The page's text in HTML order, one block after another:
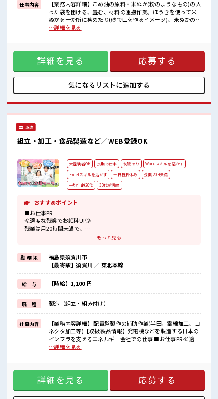
■職場の雰囲気
休憩室で自分タイム！
のんびりスマホチェック♪
経験者歓迎☆
チョットだけの経験もしっかり活かせます！
仕事内容
【業務内容詳細】こめ油の原料・米ぬか(粉のようなもの)の入
った袋を開ける、畳む、材料の運搬作業。ほうきを使って米
ぬかを一か所に集めたり(砂で山を作るイメージ)、米ぬかの入
った袋を開けるなど簡単な作業です！【取扱製品情報】体に
ても大丈夫♪ 経験はちょっとだけ…という方もOK！ ≪時間
にメリハリを≫ 残業はほとんどナシ！ 場合によってはお願い
することもあります♪ ≪機能的な制服アリ≫ 制服があるの
で、 毎日の服装の悩み解消♪ ≪様々なお仕事をご提案≫ 一人
で悩まず気軽に相談できる、 派遣のお仕事です！ ■職場の雰
囲気 休憩室で自分タイム！ のんびりスマホチェック♪ 持ち物
☆ チョットだけの経験もしっかり活かせます！
…詳細を見る
詳細を見る 応募する
気になるリストに追加する
派遣
組立・加工・食品製造など／WEB登録OK
未経験者OK 長期の仕事 制服あり
Wordスキルを活かす
Excelスキルを活かす
土日祝日休み
残業 20H未満
平均年齢20代
30代が活躍
おすすめポイント
■お仕事PR
≪適度な残業でお給料UP≫
残業は月20時間未満で、
家族や友人と一緒にプライベート満喫！
≪動きやすい制服アリ≫
制服があるので、
毎日の服装の悩み解消♪
≪未経験OKの仕事≫
新しいことにチャレンジするのは不安だけど、
しっかり働く環境が整っています！
イチからスキルUP・ステップUP目指していきましょう！
≪自分に合った期間で働ける≫
福利厚生が整った派遣のお仕事です！
■職場の雰囲気
20代が多数活躍中！
程よく残業あり！
土日祝休みなので、
ON/OFFの切替もしやすい！
もっと見る
勤 務 地
福島県須賀川市
【最寄駅】須賀川 ／ 東北本線
給 与 【時給】1,100 円
職 種 製造（組立・組み付け）
仕事内容
【業務内容詳細】 配電盤製作の補助作業(半田、電線加工、コ
ネクタ加工等)【取扱製品情報】発電機などを製造する日本の
インフラを支えるエネルギー会社での仕事 ■お仕事PR ≪適度
な残業でお給料UP≫ 残業は月20時間未満で、 ほどよく稼げ
装の悩み解消♪ ≪未経験OKの仕事≫ 新しいことにチャレン
ジするのは不安だけど、 しっかり働く環境が整っています！
イチからスキルUP・ステップUP目指していきましょう！ ≪
自分に合った期間で働ける≫ 福利厚生が整った派遣のお仕事
…詳細を見る
詳細を見る 応募する